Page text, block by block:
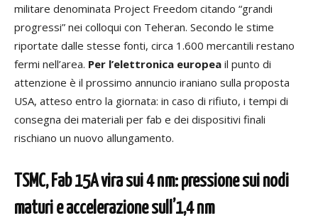
militare denominata Project Freedom citando “grandi
progressi” nei colloqui con Teheran. Secondo le stime
riportate dalle stesse fonti, circa 1.600 mercantili restano
fermi nell’area. Per l’elettronica europea il punto di
attenzione è il prossimo annuncio iraniano sulla proposta
USA, atteso entro la giornata: in caso di rifiuto, i tempi di
consegna dei materiali per fab e dei dispositivi finali
rischiano un nuovo allungamento.
TSMC, Fab 15A vira sui 4 nm: pressione sui nodi
maturi e accelerazione sull’1,4 nm